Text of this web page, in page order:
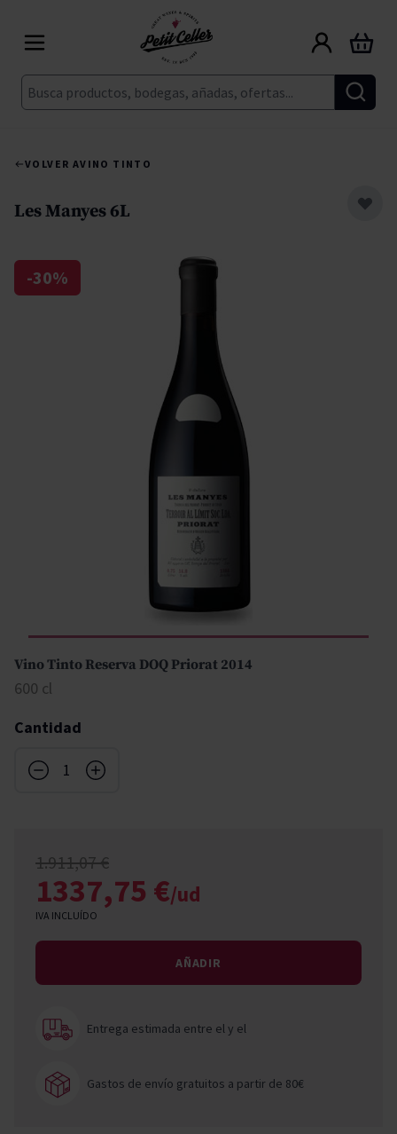
Buscar
Carrito
VOLVER AVINO TINTO
Les Manyes 6L
-30%
Vino Tinto Reserva DOQ Priorat 2014
600 cl
Cantidad
1.911,07 €
1337,75 €/ud
IVA INCLUÍDO
AÑADIR
Entrega estimada entre ely el
Gastos de envío gratuitos a partir de 80€